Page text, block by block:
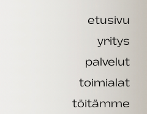
etusivu
yritys
palvelut
toimialat
töitämme